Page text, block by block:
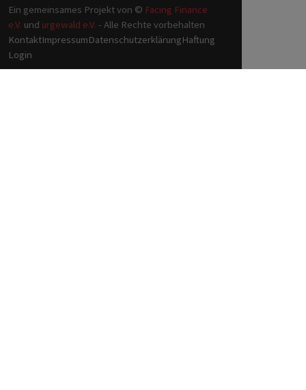
Ein gemeinsames Projekt von © Facing Finance
e.V. und urgewald e.V. - Alle Rechte vorbehalten
KontaktImpressumDatenschutzerklärungHaftung
Login